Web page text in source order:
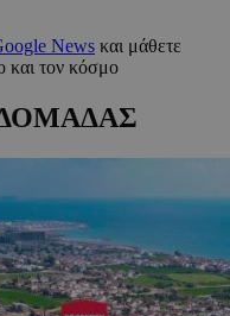
News και μάθετε
και τον κόσμο